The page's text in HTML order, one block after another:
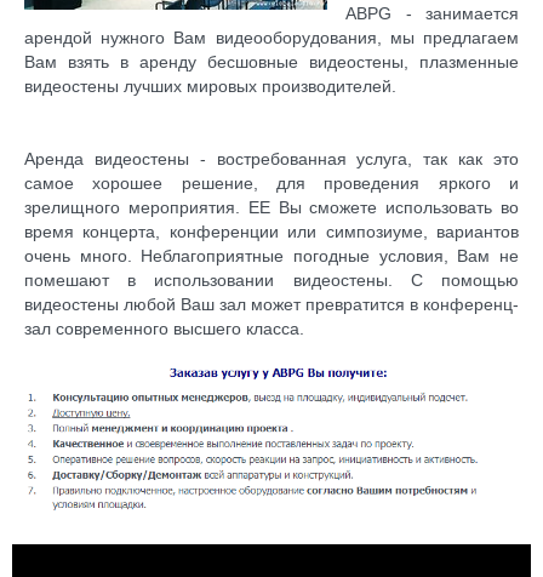
ABPG - занимается
арендой нужного Вам видеооборудования, мы предлагаем
Вам взять в аренду бесшовные видеостены, плазменные
видеостены лучших мировых производителей.
Аренда видеостены - востребованная услуга, так как это
самое хорошее решение, для проведения яркого и
зрелищного мероприятия. ЕЕ Вы сможете использовать во
время концерта, конференции или симпозиуме, вариантов
очень много. Неблагоприятные погодные условия, Вам не
помешают в использовании видеостены. С помощью
видеостены любой Ваш зал может превратится в конференц-
зал современного высшего класса.